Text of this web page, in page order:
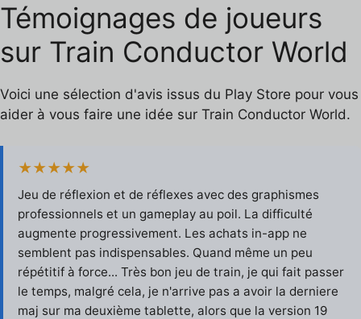
Témoignages de joueurs
sur Train Conductor World
Voici une sélection d'avis issus du Play Store pour vous
aider à vous faire une idée sur Train Conductor World.
★★★★★
Jeu de réflexion et de réflexes avec des graphismes
professionnels et un gameplay au poil. La difficulté
augmente progressivement. Les achats in-app ne
semblent pas indispensables. Quand même un peu
répétitif à force... Très bon jeu de train, je qui fait passer
le temps, malgré cela, je n'arrive pas a avoir la derniere
maj sur ma deuxième tablette, alors que la version 19